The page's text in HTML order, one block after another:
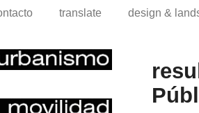
translate design &